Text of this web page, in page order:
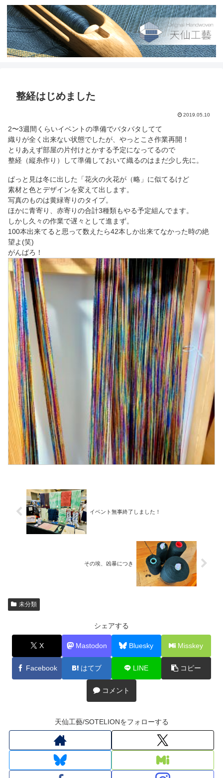
整経はじめました
2019.05.10
2〜3週間くらいイベントの準備でバタバタしてて
織りが全く出来ない状態でしたが、やっとこさ作業再開！
とりあえず部屋の片付けとかする予定になってるので
整経（縦糸作り）して準備しておいて織るのはまだ少し先に。
ぱっと見は冬に出した「花火の火花が（略」に似てるけど
素材と色とデザインを変えて出します。
写真のものは黄緑寄りのタイプ。
ほかに青寄り、赤寄りの合計3種類もやる予定組んでます。
しかし久々の作業で遅々として進まず。
100本出来てると思って数えたら42本しか出来てなかった時の絶
望よ(笑)
がんばろ！
イベント無事終了しました！
その埃、凶暴につき
未分類
シェアする
X Mastodon Bluesky Misskey
Facebook はてブ LINE コピー
コメント
天仙工藝/SOTELIONをフォローする